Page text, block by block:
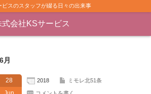
ビスのスタッフが綴る日々の出来事
会社KSサービス
月
28
2018 ミモレ北51条